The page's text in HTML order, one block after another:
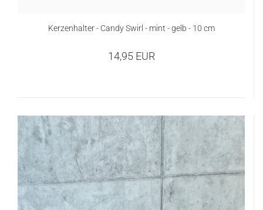
Kerzenhalter - Candy Swirl - mint - gelb - 10 cm
14,95 EUR